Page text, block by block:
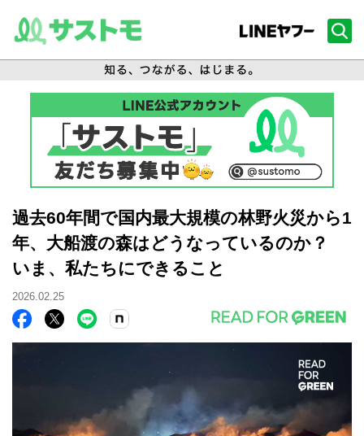
過去60年間で国内最大規模の林野火災から1
年、大船渡の森はどうなっているのか？
いま、私たちにできること
2026.02.25